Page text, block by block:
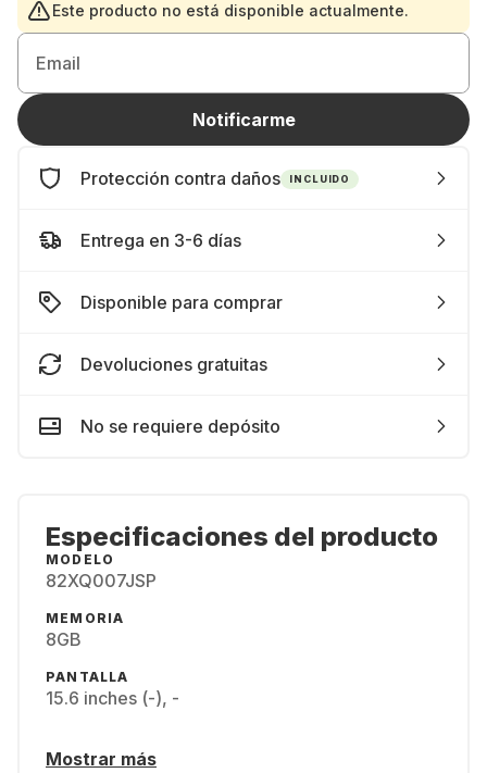
Este producto no está disponible actualmente.
Email
Notificarme
Protección contra daños INCLUIDO
Entrega en 3-6 días
Disponible para comprar
Devoluciones gratuitas
No se requiere depósito
Especificaciones del producto
MODELO
82XQ007JSP
MEMORIA
8GB
PANTALLA
15.6 inches (-), -
Mostrar más